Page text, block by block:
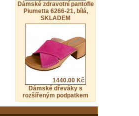
Dámské zdravotní pantofle
Piumetta 6266-21, bílá,
SKLADEM
1440.00 Kč
Dámské dřeváky s
rozšířeným podpatkem